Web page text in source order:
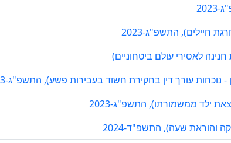
חיילים), התשפ"ג-2023
לאסירי עולם ביטחוניים)
עורך דין בחקירת חשוד בעבירות פשע), התשפ"ג-2023
ילד ממשמורתו), התשפ"ג-2023
והוראת שעה), התשפ"ד-2024